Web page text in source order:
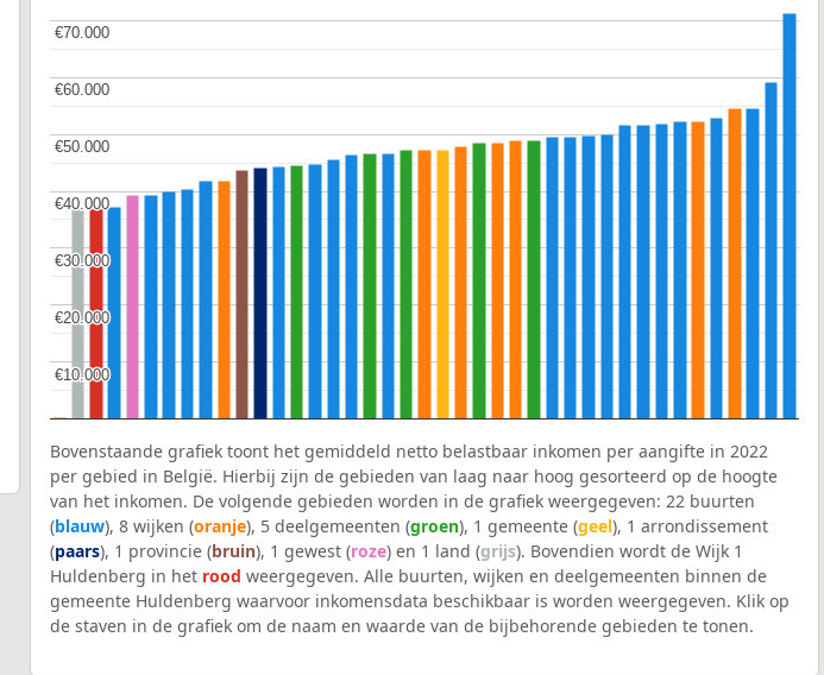
€10.000
€10.000
€20.000
€20.000
€30.000
€30.000
€40.000
€40.000
€50.000
€50.000
€60.000
€60.000
€70.000
€70.000
Bovenstaande grafiek toont het gemiddeld netto belastbaar inkomen per aangifte in 2022
per gebied in België. Hierbij zijn de gebieden van laag naar hoog gesorteerd op de hoogte
van het inkomen. De volgende gebieden worden in de grafiek weergegeven: 22 buurten
(blauw), 8 wijken (oranje), 5 deelgemeenten (groen), 1 gemeente (geel), 1 arrondissement
(paars), 1 provincie (bruin), 1 gewest (roze) en 1 land (grijs). Bovendien wordt de Wijk 1
Huldenberg in het rood weergegeven. Alle buurten, wijken en deelgemeenten binnen de
gemeente Huldenberg waarvoor inkomensdata beschikbaar is worden weergegeven. Klik op
de staven in de grafiek om de naam en waarde van de bijbehorende gebieden te tonen.